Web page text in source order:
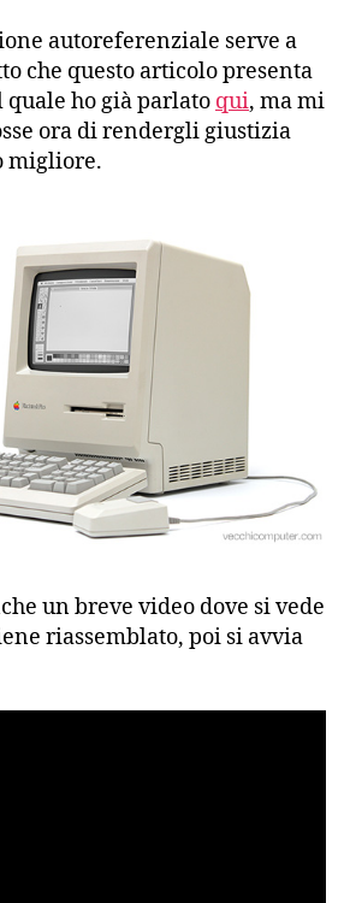
autoreferenziale serve a
che questo articolo presenta
ho già parlato qui, ma mi
ora di rendergli giustizia
migliore.
un breve video dove si vede
riassemblato, poi si avvia